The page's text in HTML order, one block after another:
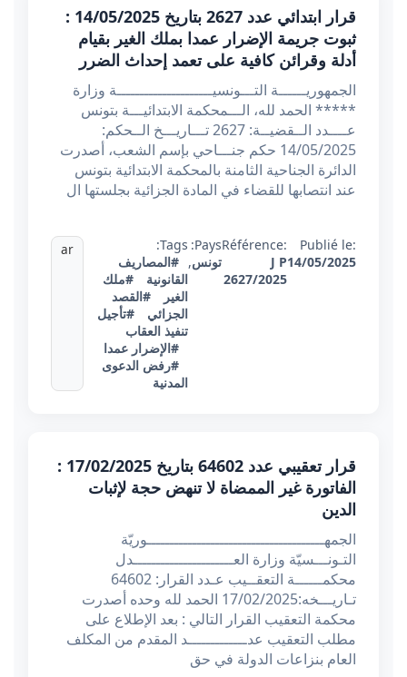
قرار ابتدائي عدد 2627 بتاريخ 14/05/2025 :
ثبوت جريمة الإضرار عمدا بملك الغير بقيام
أدلة وقرائن كافية على تعمد إحداث الضرر
الجمهوريــــــة التـــونسيـــــــــــــــــــــة وزارة
***** الحمد لله، الـــمحكمة الابتدائيـــة بتونس
عــــدد الــقضيــة: 2627 تـــاريـــخ الــحكم:
14/05/2025 حكم جنـــاحي بإسم الشعب، أصدرت
الدائرة الجناحية الثامنة بالمحكمة الابتدائية بتونس
عند انتصابها للقضاء في المادة الجزائية بجلستها ال
Publié le:
14/05/2025
Référence:
J P
2627/2025
Pays:
تونس,
Tags:
#المصاريف
القانونية
#ملك
الغير
#القصد
الجزائي
#تأجيل
تنفيذ العقاب
#الإضرار عمدا
#رفض الدعوى
المدنية
ar
قرار تعقيبي عدد 64602 بتاريخ 17/02/2025 :
الفاتورة غير الممضاة لا تنهض حجة لإثبات
الدين
الجمهـــــــــــــــــــــــــــــــــــــــوريّة
التـونـــسيّة وزارة العــــــــــــــــــــــدل
محكمــــــة التعقــيب عـدد القرار: 64602
تـاريـــخه:17/02/2025 الحمد لله وحده أصدرت
محكمة التعقيب القرار التالي : بعد الإطلاع على
مطلب التعقيب عدـــــــــــــد المقدم من المكلف
العام بنزاعات الدولة في حق